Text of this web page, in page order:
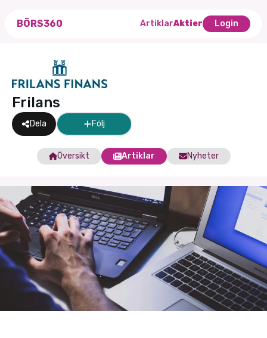
BÖRS360 ArtiklarAktier Login
Frilans
Dela Följ
Översikt Artiklar Nyheter